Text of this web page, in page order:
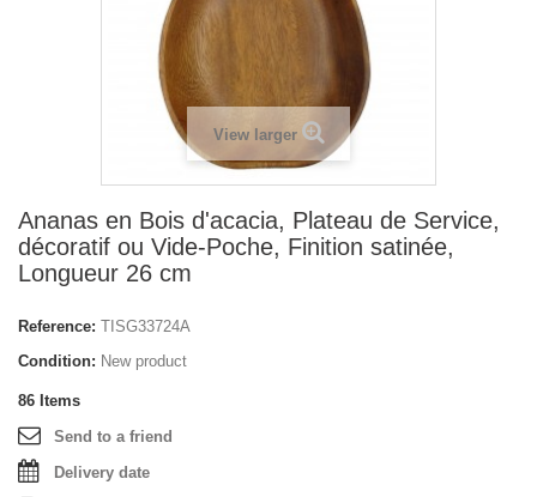
View larger
Ananas en Bois d'acacia, Plateau de Service,
décoratif ou Vide-Poche, Finition satinée,
Longueur 26 cm
Reference: TISG33724A
Condition: New product
86 Items
Send to a friend
Delivery date